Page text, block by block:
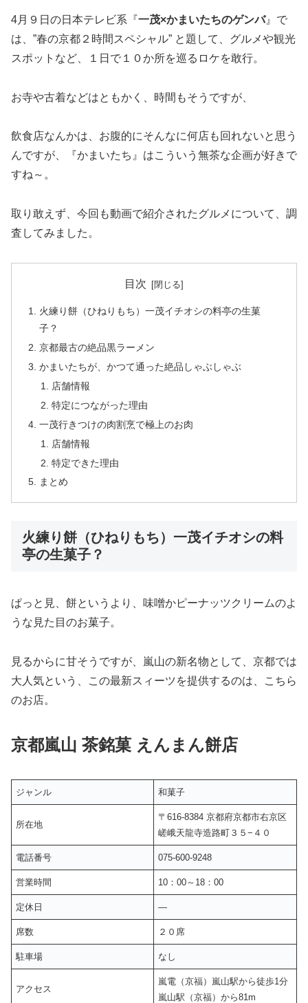
4月９日の日本テレビ系『一茂×かまいたちのゲンバ』で
は、”春の京都２時間スペシャル” と題して、グルメや観光
スポットなど、１日で１０か所を巡るロケを敢行。
お寺や古着などはともかく、時間もそうですが、
飲食店なんかは、お腹的にそんなに何店も回れないと思う
んですが、『かまいたち』はこういう無茶な企画が好きで
すね～。
取り敢えず、今回も動画で紹介されたグルメについて、調
査してみました。
目次
火練り餅（ひねりもち）一茂イチオシの料亭の生菓
子？
京都最古の絶品黒ラーメン
かまいたちが、かつて通った絶品しゃぶしゃぶ
店舗情報
特定につながった理由
一茂行きつけの肉割烹で極上のお肉
店舗情報
特定できた理由
まとめ
火練り餅（ひねりもち）一茂イチオシの料
亭の生菓子？
ぱっと見、餅というより、味噌かピーナッツクリームのよ
うな見た目のお菓子。
見るからに甘そうですが、嵐山の新名物として、京都では
大人気という、この最新スィーツを提供するのは、こちら
のお店。
京都嵐山 茶銘菓 えんまん餅店
ジャンル 和菓子
所在地
〒616-8384 京都府京都市右京区
嵯峨天龍寺造路町３５−４０
電話番号 075-600-9248
営業時間 10：00～18：00
定休日 ―
席数 ２０席
駐車場 なし
アクセス
嵐電（京福）嵐山駅から徒歩1分
嵐山駅（京福）から81m